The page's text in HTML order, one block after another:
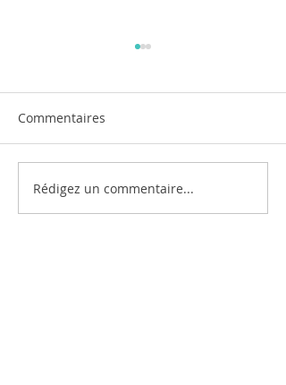
Un livre pour enfant
"spécial lecture DYS"
Commentaires
Rédigez un commentaire...